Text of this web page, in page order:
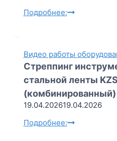
Подробнее:А
м
т
и
ч
е
к
Видео работы
Стреппинг
стальной ленты
(комбинированный)
19.04.202619.04.2026
Подробнее:С